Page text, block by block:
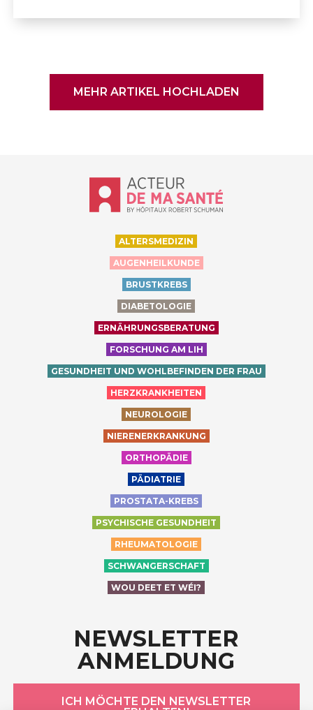
MEHR ARTIKEL HOCHLADEN
Accueil - Acteur de ma santé, by
ALTERSMEDIZIN
AUGENHEILKUNDE
BRUSTKREBS
DIABETOLOGIE
ERNÄHRUNGSBERATUNG
FORSCHUNG AM LIH
GESUNDHEIT UND WOHLBEFINDEN DER FRAU
HERZKRANKHEITEN
NEUROLOGIE
NIERENERKRANKUNG
ORTHOPÄDIE
PÄDIATRIE
PROSTATA-KREBS
PSYCHISCHE GESUNDHEIT
RHEUMATOLOGIE
SCHWANGERSCHAFT
WOU DEET ET WÉI?
NEWSLETTER
ANMELDUNG
ICH MÖCHTE DEN NEWSLETTER